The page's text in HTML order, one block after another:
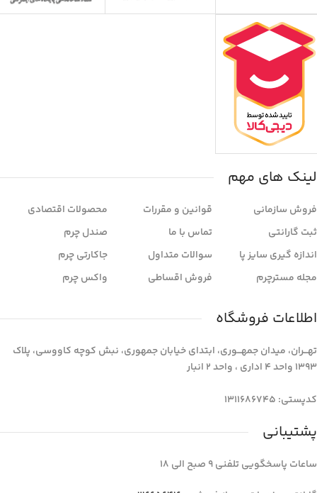
لینک های مهم
فروش سازمانی
ثبت گارانتی
اندازه گیری سایز پا
مجله مسترچرم
قوانین و مقررات
تماس با ما
سوالات متداول
فروش اقساطی
محصولات اقتصادی
صندل چرم
جاکارتی چرم
واکس چرم
اطلاعات فروشگاه
تهـــران، میدان جمهـــوری، ابتدای خیابان جمهوری، نبش کوچه کاووسی، پلاک
1393 واحد 4 اداری ، واحد 2 انبار
کدپستی: 1311686745
پشتیبانی
ساعات پاسخگویی تلفنی 9 صبح الی 18